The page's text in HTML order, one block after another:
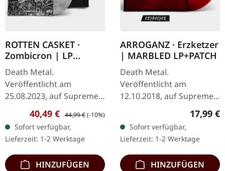
ROTTEN CASKET ·
Zombicron | LP
BUNDLE
Death Metal.
Veröffentlicht am
25.08.2023, auf Supreme
Chaos Records.
EXKLUSIVES PREORDER
BUDNLE! Die ersten 50
nummerierten Exemplare
kommen mit…
Verkaufspreis:
40,49 € Regulärer Preis:
44,99 €(-10%)
Sofort verfügbar,
Lieferzeit: 1-2 Werktage
HINZUFÜGEN
ARROGANZ · Erzketzer
| MARBLED LP+PATCH
Death Metal.
Veröffentlicht am
12.10.2018, auf Supreme
Transparent rot mit
schwarz marmoriert und
Erzketzer Patch, limitiert
auf 100…
17,99 €
Sofort verfügbar,
Lieferzeit: 1-2 Werktage
HINZUFÜGEN